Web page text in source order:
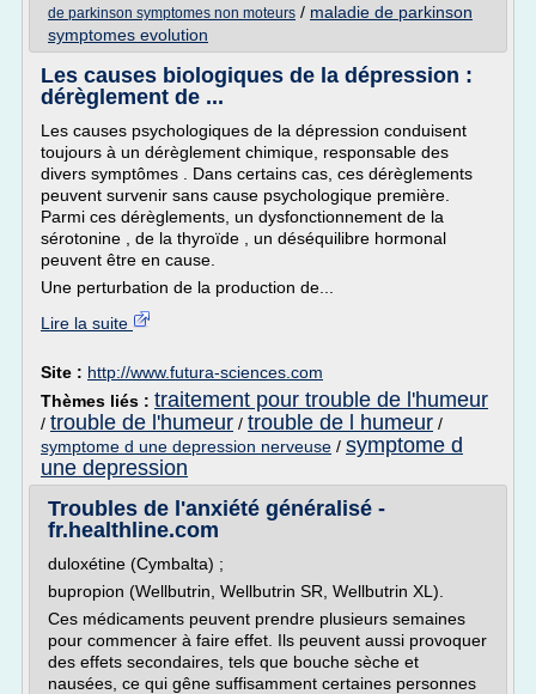
de parkinson symptomes non moteurs / maladie de parkinson
symptomes evolution
Les causes biologiques de la dépression :
dérèglement de ...
Les causes psychologiques de la dépression conduisent
toujours à un dérèglement chimique, responsable des
divers symptômes . Dans certains cas, ces dérèglements
peuvent survenir sans cause psychologique première.
Parmi ces dérèglements, un dysfonctionnement de la
sérotonine , de la thyroïde , un déséquilibre hormonal
peuvent être en cause.
Une perturbation de la production de...
Lire la suite
Site : http://www.futura-sciences.com
Thèmes liés : traitement pour trouble de l'humeur
/ trouble de l'humeur / trouble de l humeur /
symptome d une depression nerveuse / symptome d
une depression
Troubles de l'anxiété généralisé -
fr.healthline.com
duloxétine (Cymbalta) ;
bupropion (Wellbutrin, Wellbutrin SR, Wellbutrin XL).
Ces médicaments peuvent prendre plusieurs semaines
pour commencer à faire effet. Ils peuvent aussi provoquer
des effets secondaires, tels que bouche sèche et
nausées, ce qui gêne suffisamment certaines personnes